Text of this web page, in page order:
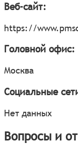
Веб-сайт:
https://
Головной офис:
Москва
Социальные
Нет данных
Вопросы и